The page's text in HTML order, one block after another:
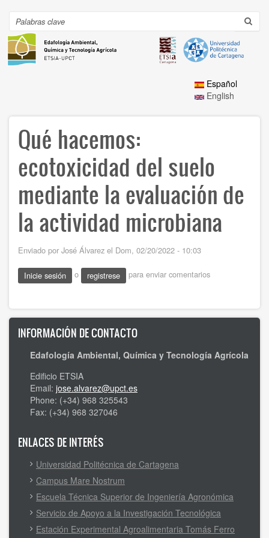
contenido
principal
Search
Español
English
Qué hacemos:
ecotoxicidad del suelo
mediante la evaluación de
la actividad microbiana
Enviado por José Álvarez el Dom, 02/20/2022 - 10:03
Inicie sesión o registrese para enviar comentarios
INFORMACIÓN DE CONTACTO
Edafología Ambiental, Química y Tecnología Agrícola
Edificio ETSIA
Email: jose.alvarez@upct.es
Phone: (+34) 968 325543
Fax: (+34) 968 327046
ENLACES DE INTERÉS
Universidad Politécnica de Cartagena
Campus Mare Nostrum
Escuela Técnica Superior de Ingeniería Agronómica
Servicio de Apoyo a la Investigación Tecnológica
Estación Experimental Agroalimentaria Tomás Ferro